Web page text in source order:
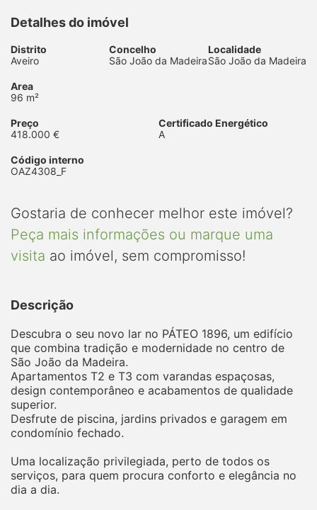
Detalhes do imóvel
Distrito
Aveiro
Concelho
São João da Madeira
Localidade
São João da Madeira
Area
96 m²
Preço
418.000 €
Certificado Energético
A
Código interno
OAZ4308_F
Gostaria de conhecer melhor este imóvel?
Peça mais informações ou marque uma
visita ao imóvel, sem compromisso!
Descrição
Descubra o seu novo lar no PÁTEO 1896, um edifício
que combina tradição e modernidade no centro de
São João da Madeira.
Apartamentos T2 e T3 com varandas espaçosas,
design contemporâneo e acabamentos de qualidade
superior.
Desfrute de piscina, jardins privados e garagem em
condomínio fechado.
Uma localização privilegiada, perto de todos os
serviços, para quem procura conforto e elegância no
dia a dia.